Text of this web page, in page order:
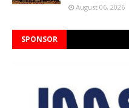
August 06, 2026
SPONSOR